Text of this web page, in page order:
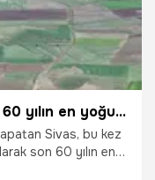
Sivas'ta çiftçinin kabusu oldu: 60 yılın en yoğun yağışı vurdu, tarlalar havadan böyle görüntülendi! Pas hastalığı tarlayı bitirmeden bunu yapın
Sivas, bu kez
son 60 yılın en